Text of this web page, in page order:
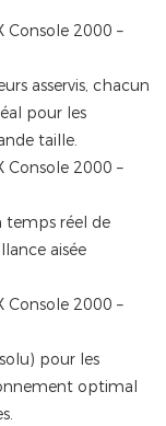
asservis, chacun
pour les
taille.
temps réel de
aisée
pour les
optimal